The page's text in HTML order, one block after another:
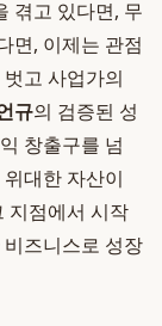
겪고 있다면, 무
면, 이제는 관점
고 사업가의
규의 검증된 성
창출구를 넘
대한 자산이
지점에서 시작
즈니스로 성장